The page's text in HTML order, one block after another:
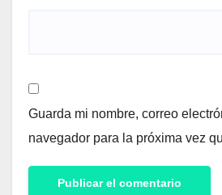
Guarda mi nombre, correo
navegador para la próxima vez